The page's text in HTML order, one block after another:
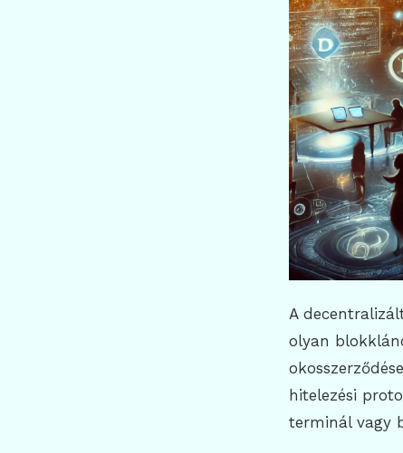
A
olyan
hitelezési
terminál vagy